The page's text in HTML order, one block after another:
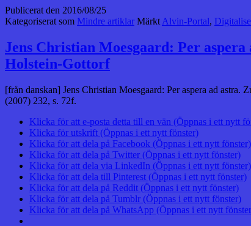
Publicerat den 2016/08/25
Kategoriserat som Mindre artiklar MärktAlvin-Portal,
Jens Christian Moesgaard: Per
Holstein-Gottorf
[från danskan] Jens Christian Moesgaard: Per aspera ad
(2007) 232, s. 72f.
Klicka för att e-posta detta till en vän (Öppnas i ett nytt
Klicka för utskrift (Öppnas i ett nytt fönster)
Klicka för att dela på Facebook (Öppnas i ett nytt fönster)
Klicka för att dela på Twitter (Öppnas i ett nytt fönster)
Klicka för att dela via LinkedIn (Öppnas i ett nytt fönster)
Klicka för att dela till Pinterest (Öppnas i ett nytt fönster)
Klicka för att dela på Reddit (Öppnas i ett nytt fönster)
Klicka för att dela på Tumblr (Öppnas i ett nytt fönster)
Klicka för att dela på WhatsApp (Öppnas i ett nytt